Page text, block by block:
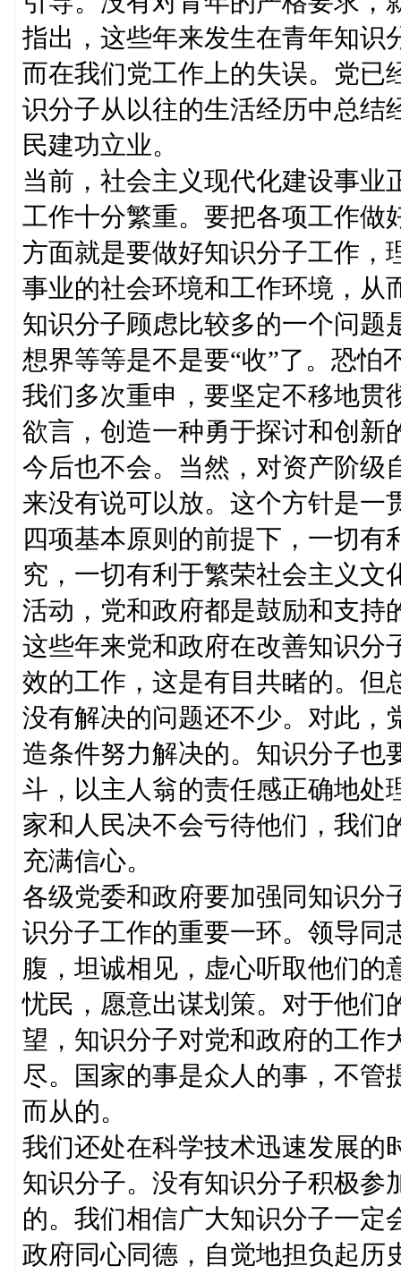
指出，这些年来发生在青年知识
而在我们党工作上的失误。党已
识分子从以往的生活经历中总结
民建功立业。
当前，社会主义现代化建设事业
工作十分繁重。要把各项工作做
方面就是要做好知识分子工作，
事业的社会环境和工作环境，从
知识分子顾虑比较多的一个问题
想界等等是不是要“收”了。恐怕
我们多次重申，要坚定不移地贯
欲言，创造一种勇于探讨和创新
今后也不会。当然，对资产阶级
来没有说可以放。这个方针是一
四项基本原则的前提下，一切有
究，一切有利于繁荣社会主义文
活动，党和政府都是鼓励和支持
这些年来党和政府在改善知识分
效的工作，这是有目共睹的。但
没有解决的问题还不少。对此，
造条件努力解决的。知识分子也
斗，以主人翁的责任感正确地处
家和人民决不会亏待他们，我们
充满信心。
各级党委和政府要加强同知识分
识分子工作的重要一环。领导同
腹，坦诚相见，虚心听取他们的
忧民，愿意出谋划策。对于他们
望，知识分子对党和政府的工作
尽。国家的事是众人的事，不管
而从的。
我们还处在科学技术迅速发展的
知识分子。没有知识分子积极参
的。我们相信广大知识分子一定
政府同心同德，自觉地担负起历